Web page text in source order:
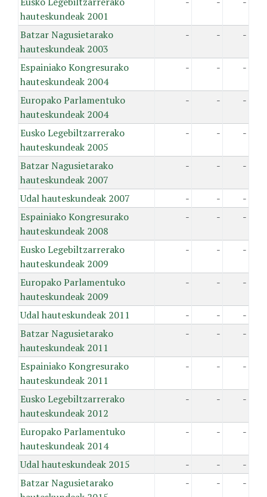
hauteskundeak 2001
Batzar Nagusietarako
hauteskundeak 2003
- - -
Espainiako Kongresurako
hauteskundeak 2004
- - -
Europako Parlamentuko
hauteskundeak 2004
- - -
Eusko Legebiltzarrerako
hauteskundeak 2005
- - -
Batzar Nagusietarako
hauteskundeak 2007
- - -
Udal hauteskundeak 2007 - -
-
Espainiako Kongresurako
hauteskundeak 2008
- - -
Eusko Legebiltzarrerako
hauteskundeak 2009
- - -
Europako Parlamentuko
hauteskundeak 2009
- - -
Udal hauteskundeak 2011 - -
-
Batzar Nagusietarako
hauteskundeak 2011
- - -
Espainiako Kongresurako
hauteskundeak 2011
- - -
Eusko Legebiltzarrerako
hauteskundeak 2012
- - -
Europako Parlamentuko
hauteskundeak 2014
- - -
Udal hauteskundeak 2015 - -
-
Batzar Nagusietarako
- - -